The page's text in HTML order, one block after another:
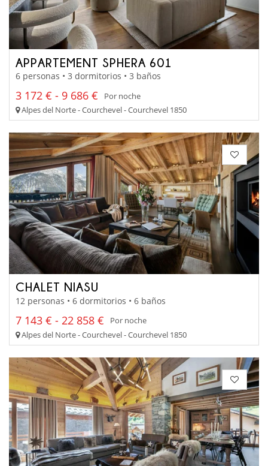
APPARTEMENT SPHERA 601
6 personas • 3 dormitorios • 3 baños
3 172 € - 9 686 €
Por noche
Alpes del Norte - Courchevel - Courchevel 1850
CHALET NIASU
12 personas • 6 dormitorios • 6 baños
7 143 € - 22 858 €
Por noche
Alpes del Norte - Courchevel - Courchevel 1850